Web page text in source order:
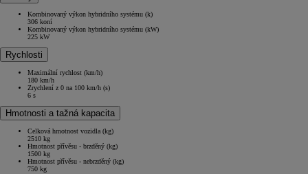
Kombinovaný výkon hybridního systému (k)
306 koní
Kombinovaný výkon hybridního systému (kW)
225 kW
Rychlosti
Maximální rychlost (km/h)
180 km/h
Zrychlení z 0 na 100 km/h (s)
6 s
Hmotnosti a tažná kapacita
Celková hmotnost vozidla (kg)
2510 kg
Hmotnost přívěsu - brzděný (kg)
1500 kg
Hmotnost přívěsu - nebrzděný (kg)
750 kg